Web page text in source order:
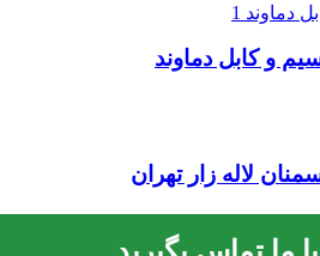
و کابل دماوند
لاله زار تهران
است، برای فعال کردن لایسنس به